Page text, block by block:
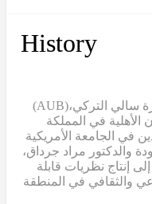
History
(AUB)سالي التركي،
في المملكة
في الجامعة الأمريكية
والدكتور مراد جرداق،
إنتاج نظريات قابلة
والثقافي في المنطقة